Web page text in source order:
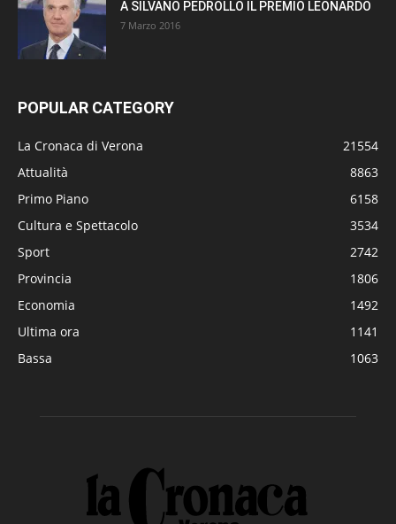
A SILVANO PEDROLLO IL PREMIO LEONARDO
7 Marzo 2016
POPULAR CATEGORY
La Cronaca di Verona
21554
Attualità
8863
Primo Piano
6158
Cultura e Spettacolo
3534
Sport
2742
Provincia
1806
Economia
1492
Ultima ora
1141
Bassa
1063